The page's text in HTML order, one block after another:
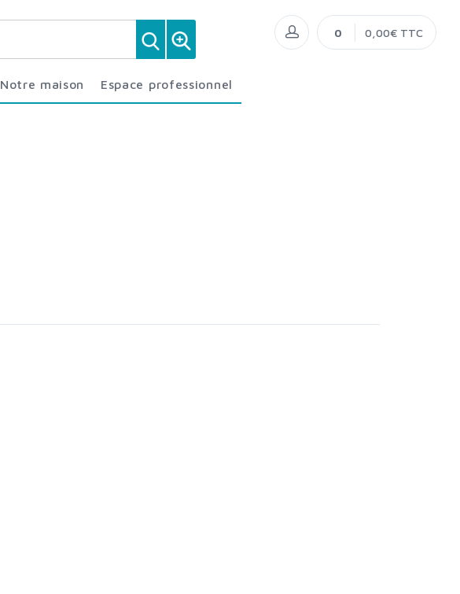
Notre maison Espace professionnel
0 0,00€ TTC